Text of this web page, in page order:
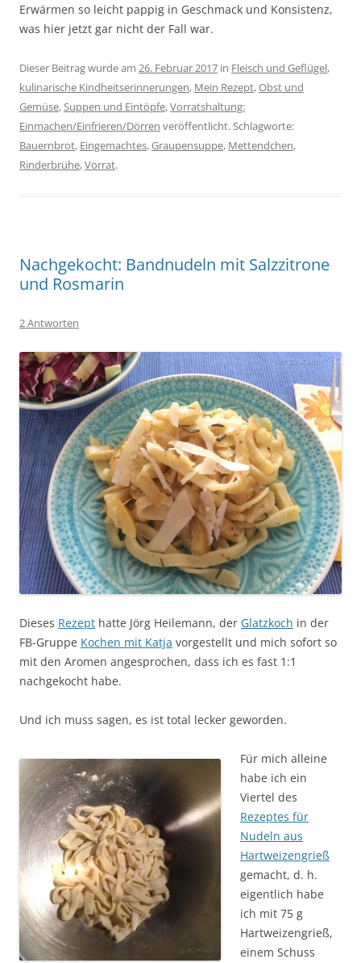
Erwärmen so leicht pappig in Geschmack und Konsistenz,
was hier jetzt gar nicht der Fall war.
Dieser Beitrag wurde am 26. Februar 2017 in Fleisch und Geflügel,
kulinarische Kindheitserinnerungen, Mein Rezept,Obst und
Gemüse,Suppen und Eintöpfe,Vorratshaltung:
Einmachen/Einfrieren/Dörren veröffentlicht. Schlagworte:
Bauernbrot, Eingemachtes,Graupensuppe, Mettendchen,
Rinderbrühe,Vorrat.
Nachgekocht: Bandnudeln mit Salzzitrone
und Rosmarin
2 Antworten
Dieses Rezept hatte Jörg Heilemann, der Glatzkoch in der
FB-Gruppe Kochen mit Katja vorgestellt und mich sofort so
mit den Aromen angesprochen, dass ich es fast 1:1
nachgekocht habe.
Und ich muss sagen, es ist total lecker geworden.
Für mich alleine
habe ich ein
Viertel des
Rezeptes für
Nudeln aus
Hartweizengrieß
gemacht, d. h.
eigentlich habe
ich mit 75 g
Hartweizengrieß,
einem Schuss